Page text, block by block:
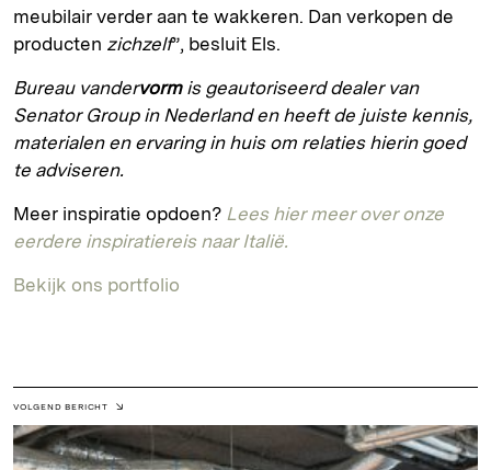
meubilair verder aan te wakkeren. Dan verkopen de
producten zichzelf”, besluit Els.
Bureau vandervormis geautoriseerd dealer van
Senator Group in Nederland en heeft de juiste kennis,
materialen en ervaring in huis om relaties hierin goed
te adviseren.
Meer inspiratie opdoen? Lees hier meer over onze
eerdere inspiratiereis naar Italië.
Bekijk ons portfolio
VOLGEND BERICHT